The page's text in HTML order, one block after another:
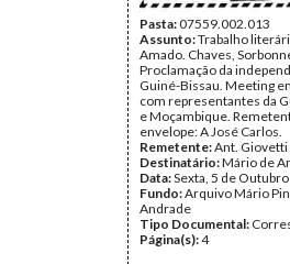
Pasta:07559.002.013
Assunto:Trabalho
Amado. Chaves,
Proclamação da
Guiné-Bissau. Meeting
com representantes da
e Moçambique.
envelope: A José Carlos.
Remetente:Ant. Giovetti
Destinatário:Mário de
Data:Sexta, 5 de
Fundo:Arquivo Mário
Andrade
Tipo Documental:
Página(s):4